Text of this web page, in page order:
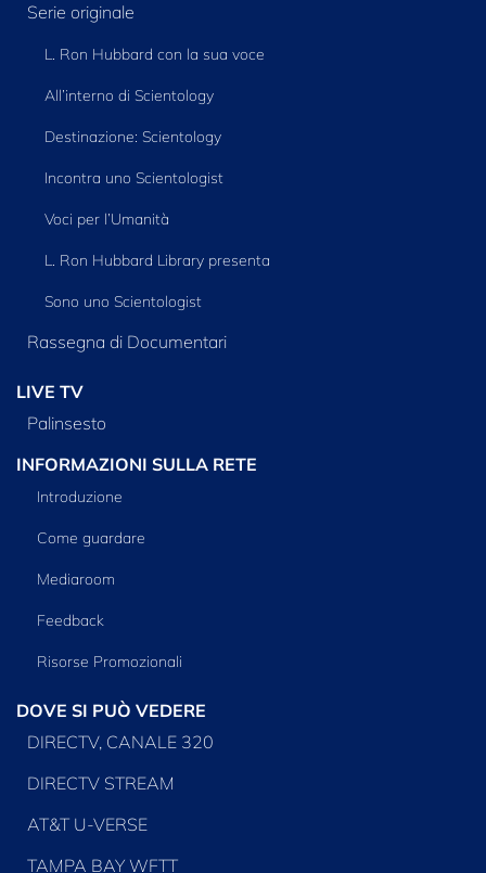
Serie originale
L. Ron Hubbard con la sua voce
All’interno di Scientology
Destinazione: Scientology
Incontra uno Scientologist
Voci per l’Umanità
L. Ron Hubbard Library presenta
Sono uno Scientologist
Rassegna di Documentari
LIVE TV
Palinsesto
INFORMAZIONI SULLA RETE
Introduzione
Come guardare
Mediaroom
Feedback
Risorse Promozionali
DOVE SI PUÒ VEDERE
DIRECTV, CANALE 320
DIRECTV STREAM
AT&T U-VERSE
TAMPA BAY WFTT